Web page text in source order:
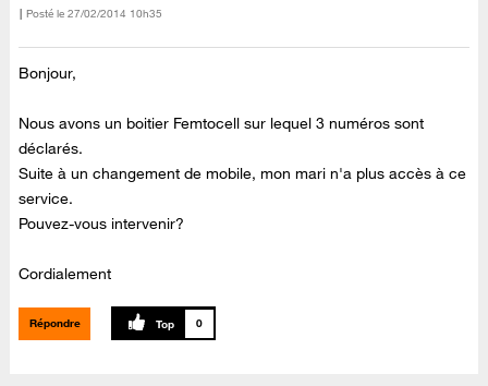
Posté le ‎27/02/2014 10h35
Bonjour,
Nous avons un boitier Femtocell sur lequel 3 numéros sont
déclarés.
Suite à un changement de mobile, mon mari n'a plus accès à ce
service.
Pouvez-vous intervenir?
Cordialement
Répondre 0